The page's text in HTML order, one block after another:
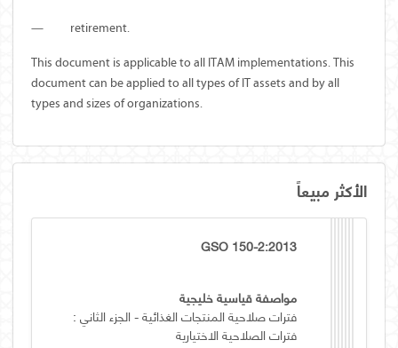
— retirement.
This document is applicable to all ITAM implementations. This
document can be applied to all types of IT assets and by all
types and sizes of organizations.
الأكثر مبيعاً
GSO 150-2:2013
مواصفة قياسية خليجية
فترات صلاحية المنتجات الغذائية - الجزء الثاني :
فترات الصلاحية الاختيارية